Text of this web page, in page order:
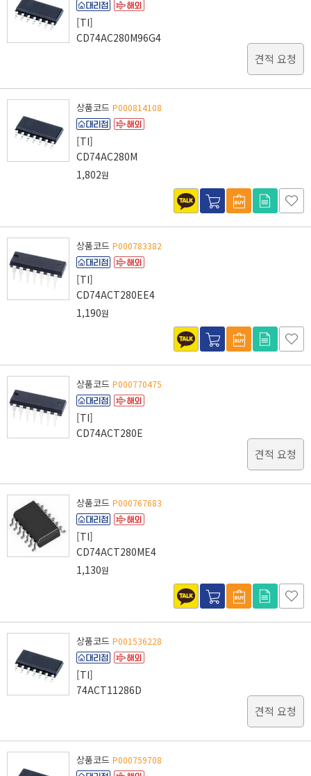
[TI]
CD74AC280M96G4
견적 요청
상품코드 P000814108
[TI]
CD74AC280M
1,802원
상품코드 P000783382
[TI]
CD74ACT280EE4
1,190원
상품코드 P000770475
[TI]
CD74ACT280E
견적 요청
상품코드 P000767683
[TI]
CD74ACT280ME4
1,130원
상품코드 P001536228
[TI]
74ACT11286D
견적 요청
상품코드 P000759708